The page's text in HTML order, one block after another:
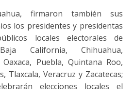
firmaron también sus
los presidentes y presidentas
locales electorales de
California, Chihuahua,
Puebla, Quintana Roo,
Tlaxcala, Veracruz y Zacatecas;
elecciones locales el